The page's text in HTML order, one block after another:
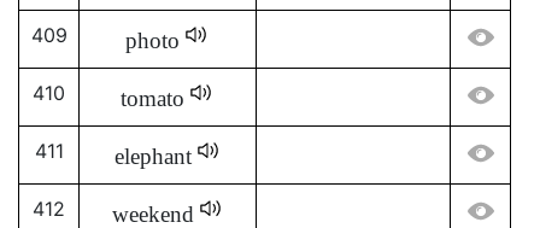
409 photo
410 tomato
411 elephant
412 weekend